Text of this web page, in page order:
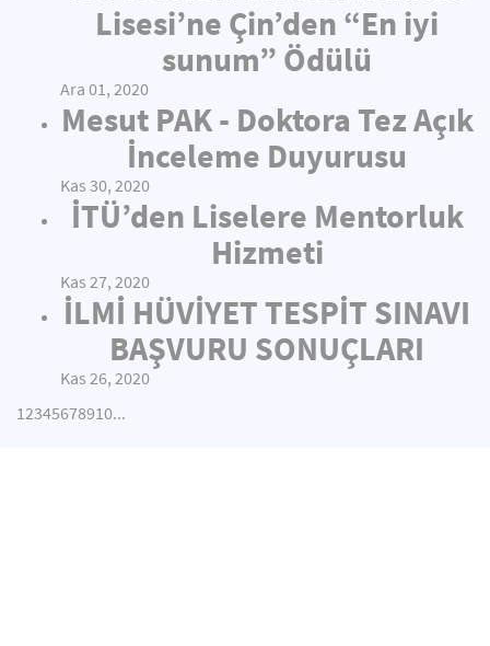
Lisesi’ne Çin’den “En iyi
sunum” Ödülü
Ara 01, 2020
Mesut PAK - Doktora Tez Açık
İnceleme Duyurusu
Kas 30, 2020
İTÜ’den Liselere Mentorluk
Hizmeti
Kas 27, 2020
İLMİ HÜVİYET TESPİT SINAVI
BAŞVURU SONUÇLARI
Kas 26, 2020
12345678910...